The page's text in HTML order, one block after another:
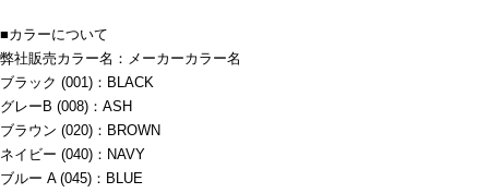
■カラーについて
弊社販売カラー名：メーカーカラー名
ブラック (001)：BLACK
グレーB (008)：ASH
ブラウン (020)：BROWN
ネイビー (040)：NAVY
ブルー A (045)：BLUE